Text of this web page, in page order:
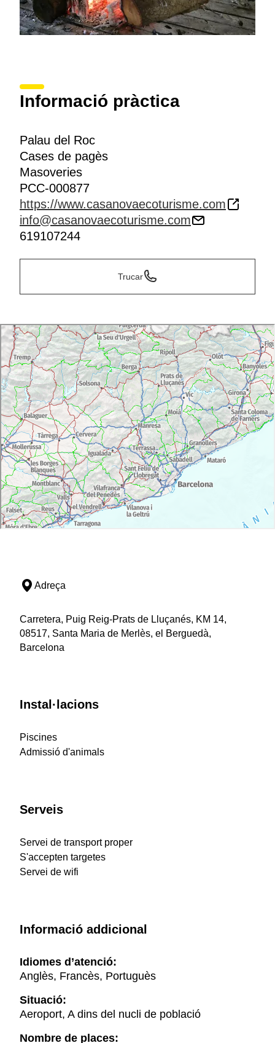
Informació pràctica
Palau del Roc
Cases de pagès
Masoveries
PCC-000877
https://www.casanovaecoturisme.com
info@casanovaecoturisme.com
619107244
Trucar
Adreça
Carretera, Puig Reig-Prats de Lluçanés, KM 14,
08517, Santa Maria de Merlès, el Berguedà,
Barcelona
Instal·lacions
Piscines
Admissió d'animals
Serveis
Servei de transport proper
S'accepten targetes
Servei de wifi
Informació addicional
Idiomes d’atenció:
Anglès, Francès, Portuguès
Situació:
Aeroport, A dins del nucli de població
Nombre de places: